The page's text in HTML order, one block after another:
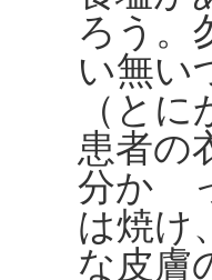
ろう。
い無い
（と
患者の
分かゝ
は焼け
な皮膚